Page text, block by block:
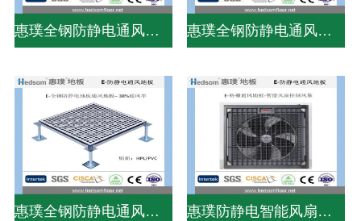
惠璞全钢防静电通风地板-27%通风率 惠璞全钢防静电通风地板-31%通风率
惠璞全钢防静电通风地板-38%通风率 惠璞防静电智能风扇地板-75%通风率